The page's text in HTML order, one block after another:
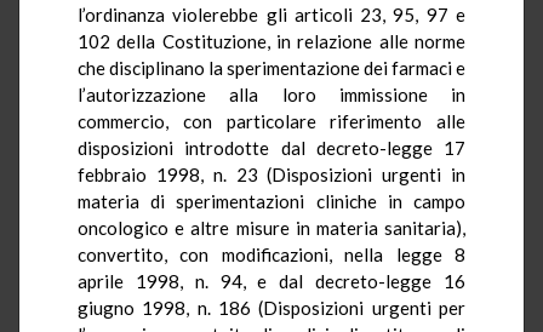
l’ordinanza violerebbe gli articoli 23, 95, 97 e
102 della Costituzione, in relazione alle norme
che disciplinano la sperimentazione dei farmaci e
l’autorizzazione alla loro immissione in
commercio, con particolare riferimento alle
disposizioni introdotte dal decreto-legge 17
febbraio 1998, n. 23 (Disposizioni urgenti in
materia di sperimentazioni cliniche in campo
oncologico e altre misure in materia sanitaria),
convertito, con modificazioni, nella legge 8
aprile 1998, n. 94, e dal decreto-legge 16
giugno 1998, n. 186 (Disposizioni urgenti per